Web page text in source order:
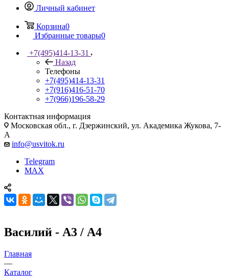
Личный кабинет
Корзина0
Избранные товары0
+7(495)414-13-31
Назад
Телефоны
+7(495)414-13-31
+7(916)416-51-70
+7(966)196-58-29
Контактная информация
Московская обл., г. Дзержинский, ул. Академика Жукова, 7-
А
info@usvitok.ru
Telegram
MAX
Василий - А3 / А4
Главная
—
Каталог